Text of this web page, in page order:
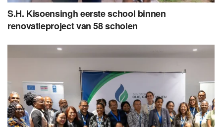
S.H. Kisoensingh eerste school binnen
renovatieproject van 58 scholen